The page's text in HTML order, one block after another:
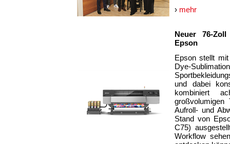
› mehr
Neuer 76-
Epson
Epson stellt
Dye-
und dabei
kombiniert
großvolumigen
Aufroll- und
Stand von
C75)
Workflow